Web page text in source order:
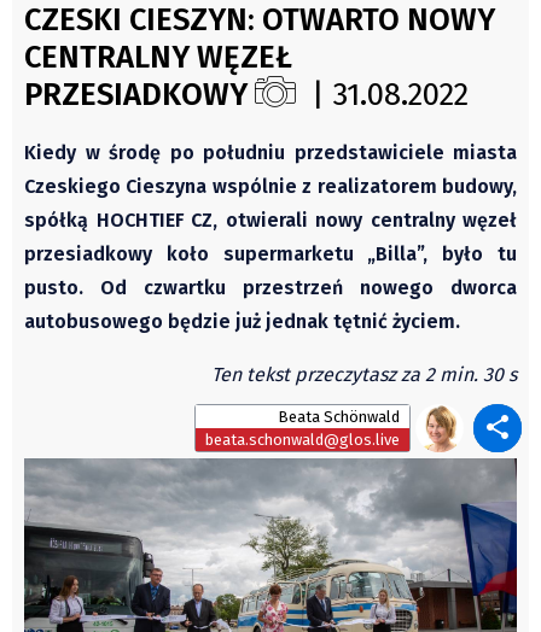
Archiwum
Autorzy
Wydawca
Kontakt
Sekretariat
Redaktorzy
Napisz artykuł
Zamów prenumeratę
OGÓLNE WARUNKI HANDLOWE
Všeobecné obchodní podmínky
Wiadomości
Region
Czechy
Polska
Świat
Kongres Polaków
PZKO
CZESKI CIESZYN: OTWARTO NOWY
CENTRALNY WĘZEŁ
PRZESIADKOWY
| 31.08.2022
Kiedy w środę po południu przedstawiciele miasta
Czeskiego Cieszyna wspólnie z realizatorem budowy,
spółką HOCHTIEF CZ, otwierali nowy centralny węzeł
przesiadkowy koło supermarketu „Billa”, było tu
pusto. Od czwartku przestrzeń nowego dworca
autobusowego będzie już jednak tętnić życiem.
Ten tekst przeczytasz za 2 min. 30 s
Beata Schönwald
beata.schonwald@glos.live